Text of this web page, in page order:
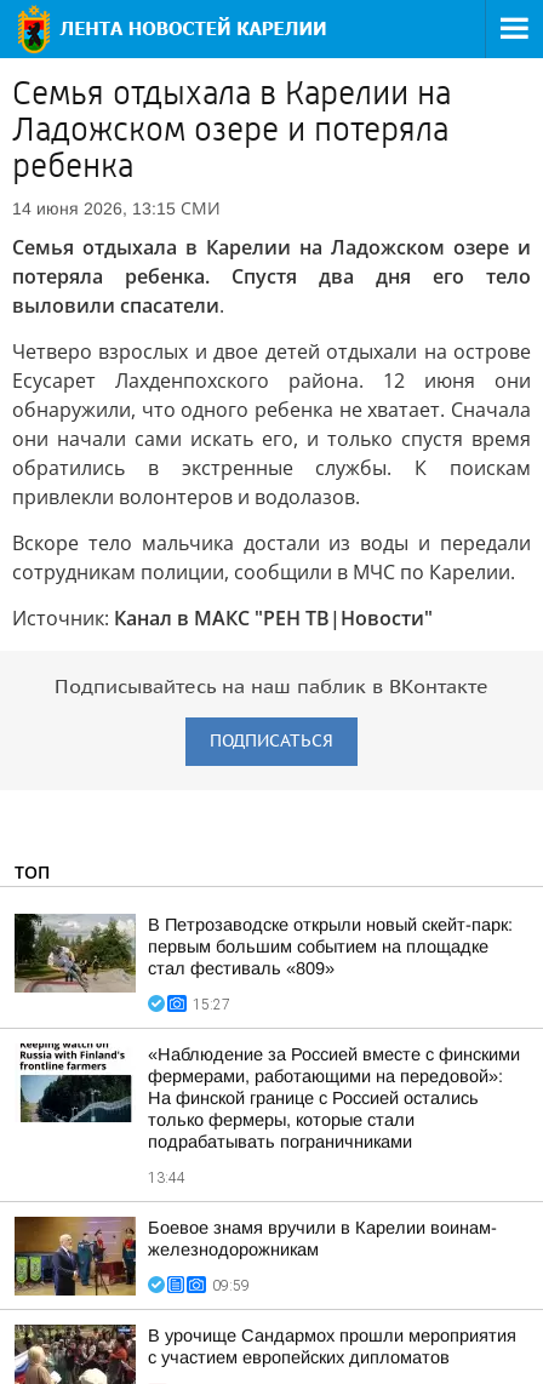
Семья отдыхала в Карелии на
Ладожском озере и потеряла
ребенка
14 июня 2026, 13:15 СМИ
Семья отдыхала в Карелии на Ладожском озере и
потеряла ребенка. Спустя два дня его тело
выловили спасатели.
Четверо взрослых и двое детей отдыхали на острове
Есусарет Лахденпохского района. 12 июня они
обнаружили, что одного ребенка не хватает. Сначала
они начали сами искать его, и только спустя время
обратились в экстренные службы. К поискам
привлекли волонтеров и водолазов.
Вскоре тело мальчика достали из воды и передали
сотрудникам полиции, сообщили в МЧС по Карелии.
Источник: Канал в МАКС "РЕН ТВ|Новости"
Подписывайтесь на наш паблик в ВКонтакте
ПОДПИСАТЬСЯ
ТОП
В Петрозаводске открыли новый скейт-парк:
первым большим событием на площадке
стал фестиваль «809»
15:27
«Наблюдение за Россией вместе с финскими
фермерами, работающими на передовой»:
На финской границе с Россией остались
только фермеры, которые стали
подрабатывать пограничниками
13:44
Боевое знамя вручили в Карелии воинам-
железнодорожникам
09:59
В урочище Сандармох прошли мероприятия
с участием европейских дипломатов